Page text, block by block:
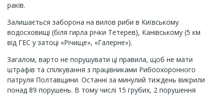
раків.
Залишається заборона на вилов риби в Київському
водосховищі (біля гирла річки Тетерев), Канівському (5 км
від ГЕС у затоці «Річище», «Галерне»).
Загалом, варто не порушувати ці правила, щоб не мати
штрафів та спілкування з працівниками Рибоохоронного
патруля Полтавщини. Останні за минулий тиждень викрили
понад 89 порушень. В тому числі 15 грубих, 2 порушення